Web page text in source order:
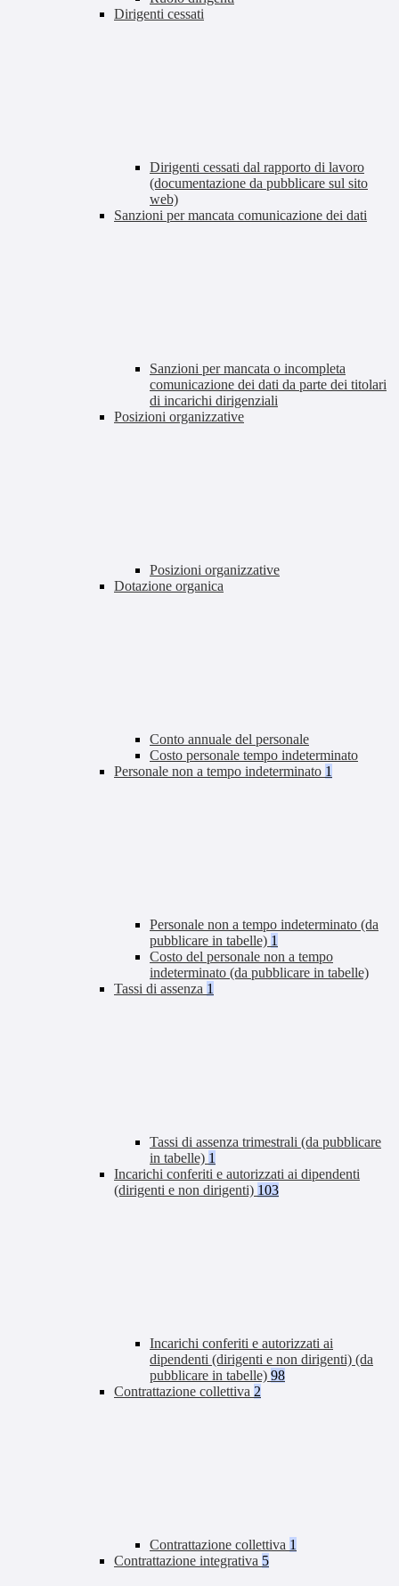
Dirigenti cessati
Dirigenti cessati dal rapporto di lavoro
(documentazione da pubblicare sul sito
web)
Sanzioni per mancata comunicazione dei dati
Sanzioni per mancata o incompleta
comunicazione dei dati da parte dei titolari
di incarichi dirigenziali
Posizioni organizzative
Posizioni organizzative
Dotazione organica
Conto annuale del personale
Costo personale tempo indeterminato
Personale non a tempo indeterminato 1
Personale non a tempo indeterminato (da
pubblicare in tabelle) 1
Costo del personale non a tempo
indeterminato (da pubblicare in tabelle)
Tassi di assenza 1
Tassi di assenza trimestrali (da pubblicare
in tabelle) 1
Incarichi conferiti e autorizzati ai dipendenti
(dirigenti e non dirigenti) 103
Incarichi conferiti e autorizzati ai
dipendenti (dirigenti e non dirigenti) (da
pubblicare in tabelle) 98
Contrattazione collettiva 2
Contrattazione collettiva 1
Contrattazione integrativa 5